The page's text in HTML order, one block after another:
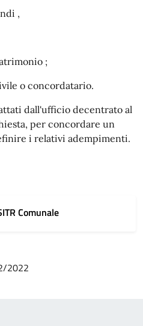
,
;
o concordatario.
dall'ufficio decentrato al
per concordare un
i relativi adempimenti.
Comunale
2022